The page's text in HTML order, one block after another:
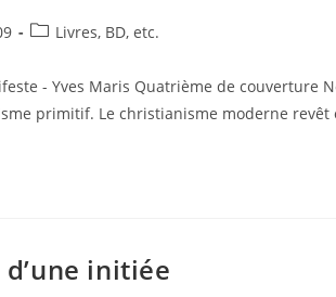
PostLivres, BD, etc.
- Yves Maris Quatrième de couverture
primitif. Le christianisme moderne revêt
initiée